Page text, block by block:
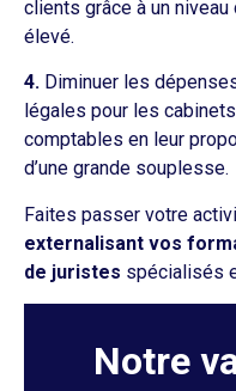
clients grâce à un
élevé.
4. Diminuer les
légales pour les
comptables en leur
d’une grande souplesse.
Faites passer votre
externalisant vos
de juristes spécialisés
Notre